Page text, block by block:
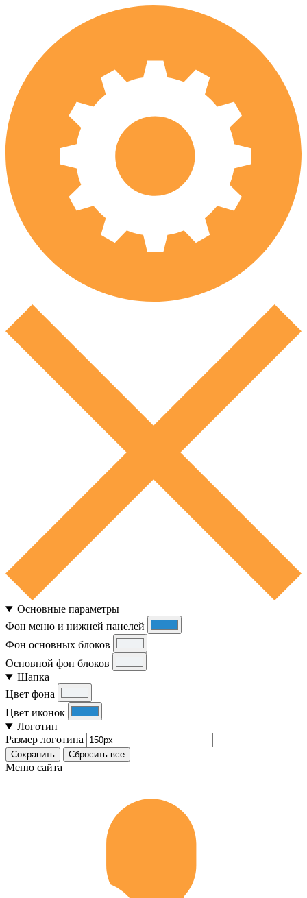
Основные параметры
Фон меню и нижней панелей
Фон основных блоков
Основной фон блоков
Шапка
Цвет фона
Цвет иконок
Логотип
Размер логотипа
Сохранить Сбросить все
Меню сайта